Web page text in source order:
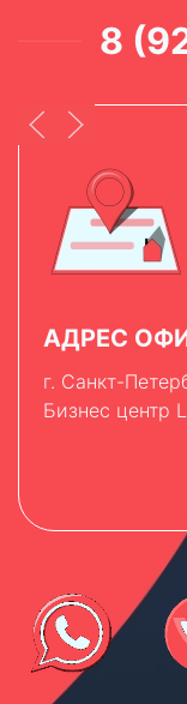
8
АДРЕС
г. Санкт-
Бизнес центр